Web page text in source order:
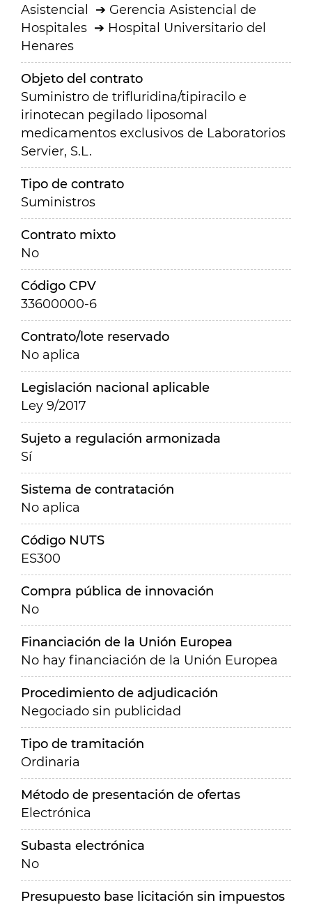
Asistencial
Gerencia Asistencial de
Hospitales
Hospital Universitario del
Henares
Objeto del contrato
Suministro de trifluridina/tipiracilo e
irinotecan pegilado liposomal
medicamentos exclusivos de Laboratorios
Servier, S.L.
Tipo de contrato
Suministros
Contrato mixto
No
Código CPV
33600000-6
Contrato/lote reservado
No aplica
Legislación nacional aplicable
Ley 9/2017
Sujeto a regulación armonizada
Sí
Sistema de contratación
No aplica
Código NUTS
ES300
Compra pública de innovación
No
Financiación de la Unión Europea
No hay financiación de la Unión Europea
Procedimiento de adjudicación
Negociado sin publicidad
Tipo de tramitación
Ordinaria
Método de presentación de ofertas
Electrónica
Subasta electrónica
No
Presupuesto base licitación sin impuestos